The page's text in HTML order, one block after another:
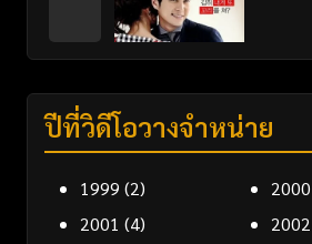
ปีที่วิดีโอวางจำหน่าย
1999 (2) 2000
2001 (4) 2002